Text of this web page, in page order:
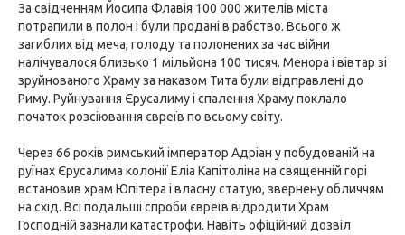
За свідченням Йосипа Флавія 100 000 жителів міста
потрапили в полон і були продані в рабство. Всього ж
загиблих від меча, голоду та полонених за час війни
налічувалося близько 1 мільйона 100 тисяч. Менора і вівтар зі
зруйнованого Храму за наказом Тита були відправлені до
Риму. Руйнування Єрусалиму і спалення Храму поклало
початок розсіювання євреїв по всьому світу.
Через 66 років римський імператор Адріан у побудованій на
руїнах Єрусалима колонії Еліа Капітоліна на священній горі
встановив храм Юпітера і власну статую, звернену обличчям
на схід. Всі подальші спроби євреїв відродити Храм
Господній зазнали катастрофи. Навіть офіційний дозвіл